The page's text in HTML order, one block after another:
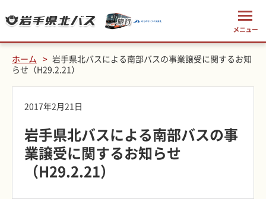
ホーム
岩手県北バスによる南部バスの事業譲受に関するお知
らせ（H29.2.21）
2017年2月21日
岩手県北バスによる南部バスの事
業譲受に関するお知らせ
（H29.2.21）